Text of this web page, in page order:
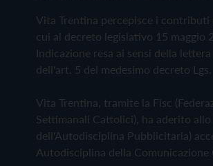
Vita Trentina percepisce i
cui al decreto legislativo 15 maggio
Indicazione resa ai sensi della
dell'art. 5 del medesimo decreto Lgs.
Vita Trentina, tramite la Fisc
Settimanali Cattolici), ha aderito
dell'Autodisciplina Pubblicitaria)
Autodisciplina della Comunicazione